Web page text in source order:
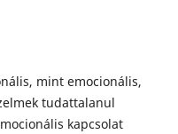
mint emocionális,
tudattalanul
kapcsolat